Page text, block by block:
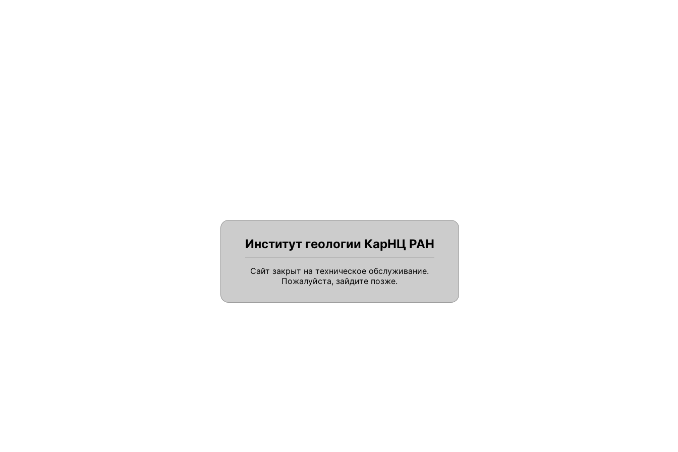
Институт геологии КарНЦ РАН
Сайт закрыт на техническое обслуживание.
Пожалуйста, зайдите позже.